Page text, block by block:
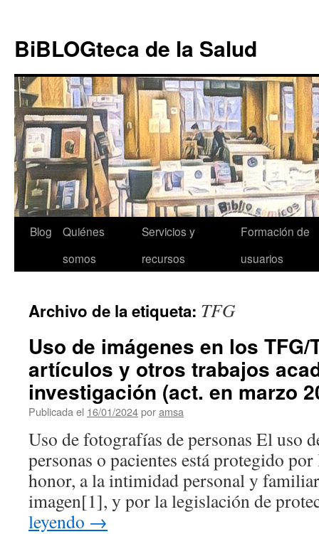
contenido
BiBLOGteca de la Salud
Blog
Quiénes
somos
Servicios y
recursos
Formación de
usuarios
Archivo de la etiqueta: TFG
Uso de imágenes en los TFG/
artículos y otros trabajos
investigación (act. en marzo
Publicada el 16/01/2024poramsa
Uso de fotografías de personas El uso
personas o pacientes está protegido
honor, a la intimidad personal y
imagen[1], y por la legislación de
leyendo →